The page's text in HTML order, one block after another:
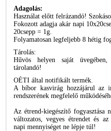
Adagolás:
Használat előtt felrázandó!
Fokozott adagja akár napi
20csepp = 1g.
Folyamatosan legfeljebb 8 hétig
Tárolás:
Hűvös helyen saját üvegében,
tárolandó!
OÉTI által notifikált termék.
A bíbor kasvirág hozzájárul az
rendszerének megfelelő
Az étrend-kiegészítő fogyasztása
változatos, vegyes étrendet és
napi mennyiséget ne lépje túl!